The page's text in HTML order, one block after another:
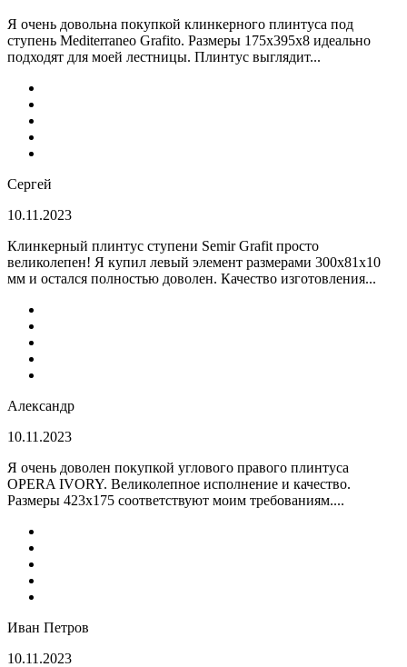
Я очень довольна покупкой клинкерного плинтуса под
ступень Mediterraneo Grafito. Размеры 175х395х8 идеально
подходят для моей лестницы. Плинтус выглядит...
Сергей
10.11.2023
Клинкерный плинтус ступени Semir Grafit просто
великолепен! Я купил левый элемент размерами 300х81х10
мм и остался полностью доволен. Качество изготовления...
Александр
10.11.2023
Я очень доволен покупкой углового правого плинтуса
OPERA IVORY. Великолепное исполнение и качество.
Размеры 423х175 соответствуют моим требованиям....
Иван Петров
10.11.2023